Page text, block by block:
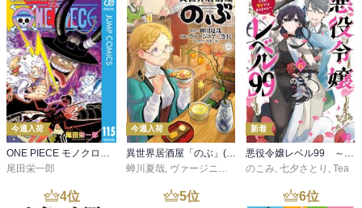
今週入荷
ONE PIECE モノクロ版 115
尾田栄一郎
今週入荷
異世界居酒屋「のぶ」(22)
蝉川夏哉, ヴァージニア二等兵 ,転
新着
悪役令嬢レベル99 ～私は裏ボスですが魔王ではありません～ その６
のこみ, 七夕さとり , Tea
4位 5位 6位